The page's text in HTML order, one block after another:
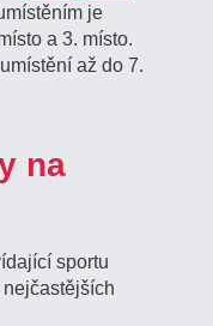
je
a 3. místo.
až do 7.
na
sportu